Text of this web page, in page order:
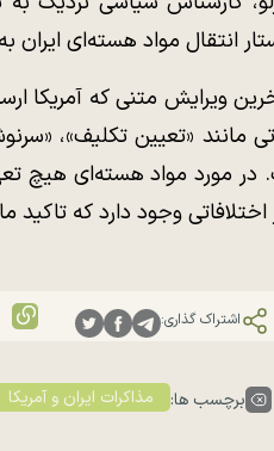
انتقال مواد هسته‌ای ایران
ویرایش متنی که آمریکا
مانند «تعیین تکلیف»،
مورد مواد هسته‌ای هیچ
اختلافاتی وجود دارد که
اشتراک گذاری:
برچسب ها: مذاکرات ایران و آمریکا